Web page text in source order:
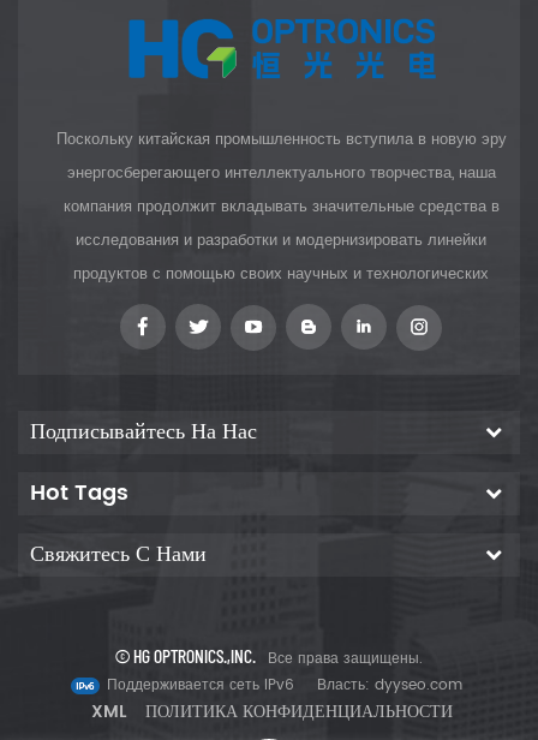
Поскольку китайская промышленность вступила в новую эру
энергосберегающего интеллектуального творчества, наша
компания продолжит вкладывать значительные средства в
исследования и разработки и модернизировать линейки
продуктов с помощью своих научных и технологических
инноваций, чтобы предоставить клиентам
Подписывайтесь На Нас
Hot Tags
Свяжитесь С Нами
© HG OPTRONICS.,INC. Все права защищены.
Поддерживается сеть IPv6
Власть: dyyseo.com
XML ПОЛИТИКА КОНФИДЕНЦИАЛЬНОСТИ